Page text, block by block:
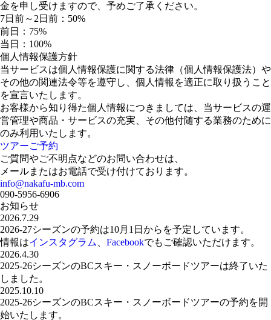
金を申し受けますので、予めご了承ください。
7日前～2日前：50%
前日：75%
当日：100%
個人情報保護方針
当サービスは個人情報保護に関する法律（個人情報保護法）や
その他の関連法令等を遵守し、個人情報を適正に取り扱うこと
を宣言いたします。
お客様から知り得た個人情報につきましては、当サービスの運
営管理や商品・サービスの充実、その他付随する業務のために
のみ利用いたします。
ツアーご予約
ご質問やご不明点などのお問い合わせは、
メールまたはお電話で受け付けております。
info@nakafu-mb.com
090-5956-6906
お知らせ
2026.7.29
2026-27シーズンの予約は10月1日からを予定しています。
情報はインスタグラム Facebookでもご確認いただけます。
2026.4.30
2025-26シーズンのBCスキー・スノーボードツアーは終了いた
しました。
2025.10.10
2025-26シーズンのBCスキー・スノーボードツアーの予約を開
始いたします。